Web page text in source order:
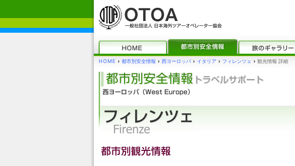
HOME › 都市別安全情報 › 西ヨーロッパ › イタリア › フィレンツェ › 観光情報 詳細